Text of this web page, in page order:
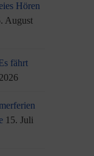
Hören
August
fährt
15. Juli